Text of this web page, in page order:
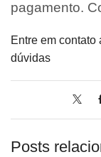
pagamento.
Entre em contato
dúvidas
Posts